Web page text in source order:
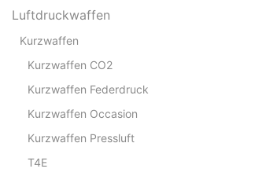
Luftdruckwaffen
Kurzwaffen
Kurzwaffen CO2
Kurzwaffen Federdruck
Kurzwaffen Occasion
Kurzwaffen Pressluft
T4E